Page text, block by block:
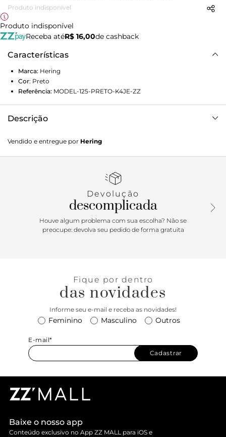
Produto indisponível
Produto indisponível
Receba atéR$ 16,00de cashback
Características
Marca: Hering
Cor: Preto
Referência: MODEL-125-PRETO-K4JE-ZZ
Descrição
poliamida que garante toque macio. Com modelagem box
e gola alta, une conforto e estilo em um visual moderno e
Em tricô Modelagem box Cavas deslocadas Gola alta Gola,
Vendido e entregue por Hering
Devolução
descomplicada
Houve algum problema com sua escolha? Não se
preocupe: devolva seu pedido de forma gratuita
Fique por dentro
das novidades
Informe seu e-mail e receba as novidades!
Feminino Masculino Outros
E-mail*
Cadastrar
Baixe o nosso app
Conteúdo exclusivo no App ZZ MALL para iOS e